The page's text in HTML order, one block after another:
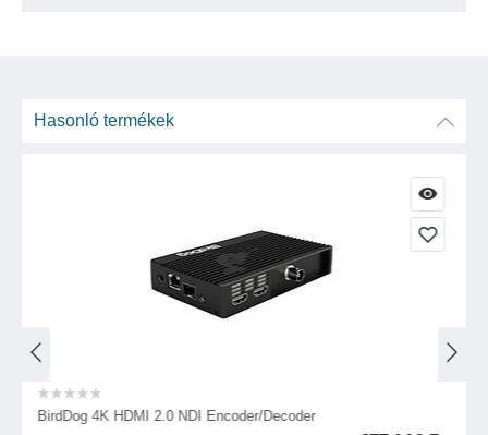
Hasonló termékek
BirdDog 4K HDMI 2.0 NDI Encoder/Decoder